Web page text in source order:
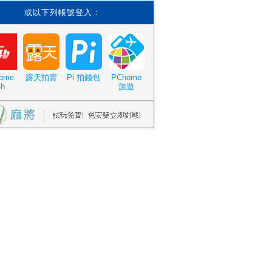
或以下列帳號登入：
露天拍賣 Pi 拍錢包
PChome
旅遊